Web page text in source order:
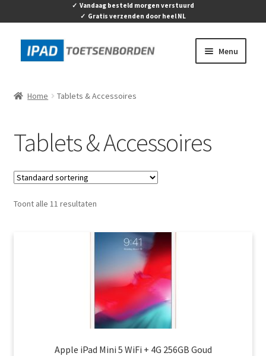
✓ Vandaag besteld morgen verstuurd
✓ Gratis verzenden door heel NL
door
navigatie
naar
inhoud
Menu
Tablets & Accessoires
Activity tracker & Smartwaches
Contact
Home Tablets & Accessoires
Tablets & Accessoires
Toont alle 11 resultaten
Apple iPad Mini 5 WiFi + 4G 256GB Goud